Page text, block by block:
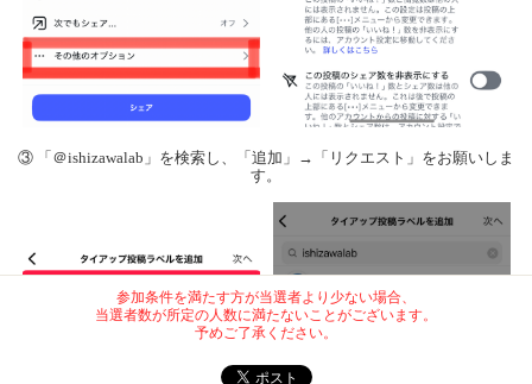
③ 「＠ishizawalab」を検索し、「追加」→「リクエスト」をお願いしま
す。
参加条件を満たす方が当選者より少ない場合、
当選者数が所定の人数に満たないことがございます。
予めご了承ください。